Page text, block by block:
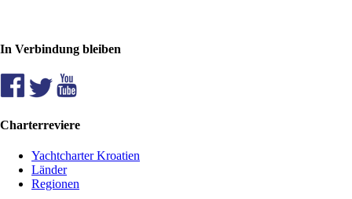
In Verbindung bleiben
Charterreviere
Yachtcharter Kroatien
Länder
Regionen